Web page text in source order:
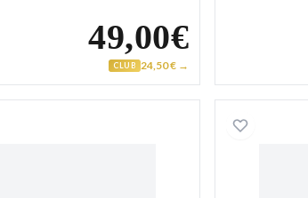
49,00€
CLUB 24,50 € →